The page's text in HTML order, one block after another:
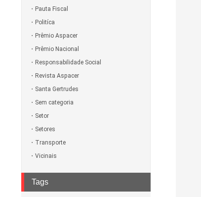
Pauta Fiscal
Politíca
Prêmio Aspacer
Prêmio Nacional
Responsabilidade Social
Revista Aspacer
Santa Gertrudes
Sem categoria
Setor
Setores
Transporte
Vicinais
Tags